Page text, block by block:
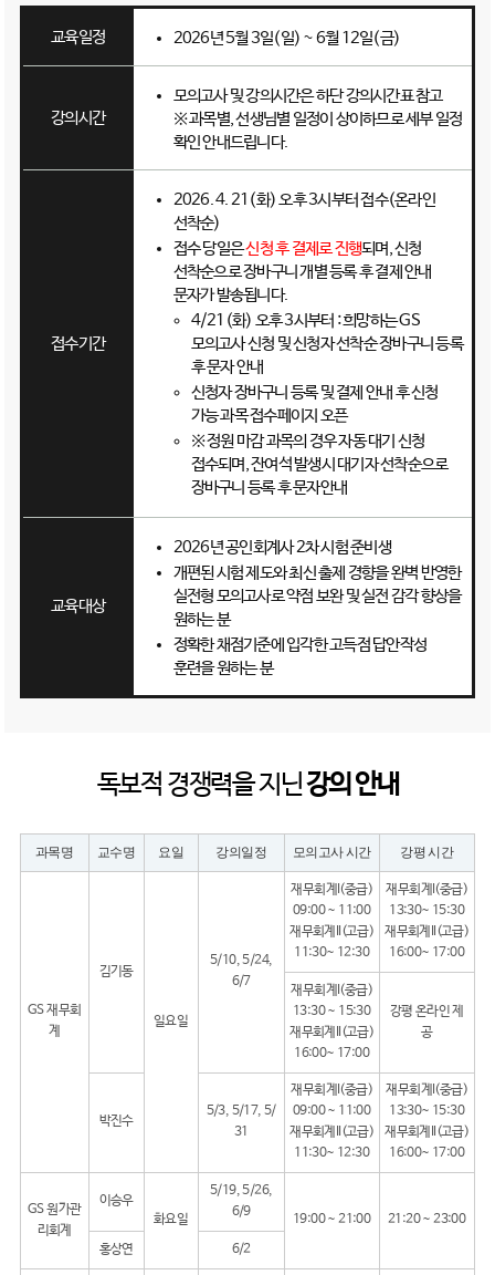
교육일정 2026년 5월 3일(일) ~ 6월 12일(금)
강의시간
모의고사 및 강의시간은 하단 강의시간표 참고
※ 과목별, 선생님별 일정이 상이하므로 세부 일정
확인 안내드립니다.
접수기간
2026. 4. 21(화) 오후 3시부터 접수(온라인
선착순)
접수 당일은신청 후 결제로 진행되며, 신청
선착순으로 장바구니 개별 등록 후 결제 안내
문자가 발송됩니다.
4/21(화) 오후 3시부터 : 희망하는 GS
모의고사 신청 및 신청자 선착순 장바구니 등록
후 문자 안내
신청자 장바구니 등록 및 결제 안내 후 신청
가능 과목 접수페이지 오픈
※ 정원 마감 과목의 경우 자동 대기 신청
접수되며, 잔여석 발생시 대기자 선착순으로
장바구니 등록 후 문자안내
교육대상
2026년 공인회계사 2차 시험 준비생
개편된 시험 제도와 최신 출제 경향을 완벽 반영한
실전형 모의고사로 약점 보완 및 실전 감각 향상을
원하는 분
정확한 채점기준에 입각한 고득점 답안작성
훈련을 원하는 분
독보적 경쟁력을 지닌강의 안내
과목명 교수명 요일 강의일정 모의고사 시간 강평 시간
GS 재무회
계
김기동
일요일
5/10, 5/24,
6/7
재무회계I(중급)
09:00 ~ 11:00
재무회계II(고급)
11:30~ 12:30
재무회계I(중급)
13:30~ 15:30
재무회계II(고급)
16:00~ 17:00
재무회계I(중급)
13:30 ~ 15:30
재무회계II(고급)
16:00~ 17:00
강평 온라인 제
공
박진수
5/3, 5/17, 5/
31
재무회계I(중급)
09:00 ~ 11:00
재무회계II(고급)
11:30~ 12:30
재무회계I(중급)
13:30~ 15:30
재무회계II(고급)
16:00~ 17:00
GS 원가관
리회계
이승우
화요일
5/19, 5/26,
6/9
19:00 ~ 21:00
21:20 ~ 23:00
홍상연
6/2